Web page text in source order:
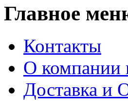
Главное
Контакты
О компании
Доставка и